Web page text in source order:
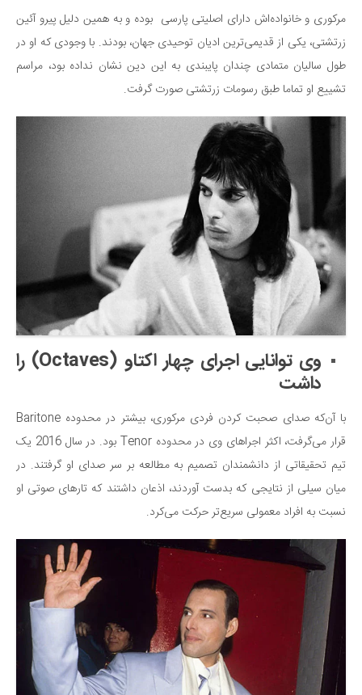
مرکوری و خانواده‌اش دارای اصلیتی پارسی بوده و به همین دلیل پیرو آئین
زرتشتی، یکی از قدیمی‌ترین ادیان توحیدی جهان، بودند. با وجودی که او در
طول سالیان متمادی چندان پایبندی به این دین نشان نداده بود، مراسم
تشییع او تماما طبق رسومات زرتشتی صورت گرفت.
وی توانایی اجرای چهار اکتاو (Octaves) را
داشت
با آن‌که صدای صحبت کردن فردی مرکوری، بیشتر در محدوده Baritone
قرار می‌گرفت، اکثر اجراهای وی در محدوده Tenor بود. در سال 2016 یک
تیم تحقیقاتی از دانشمندان تصمیم به مطالعه بر سر صدای او گرفتند. در
میان سیلی از نتایجی که بدست آوردند، اذعان داشتند که تارهای صوتی او
نسبت به افراد معمولی سریع‌تر حرکت می‌کرد.